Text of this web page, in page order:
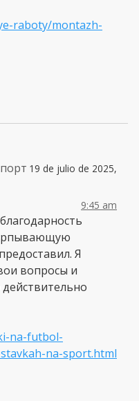
raboty/montazh-
19 de julio de 2025,
9:45 am
Я
вопросы и
na-futbol-
na-sport.html